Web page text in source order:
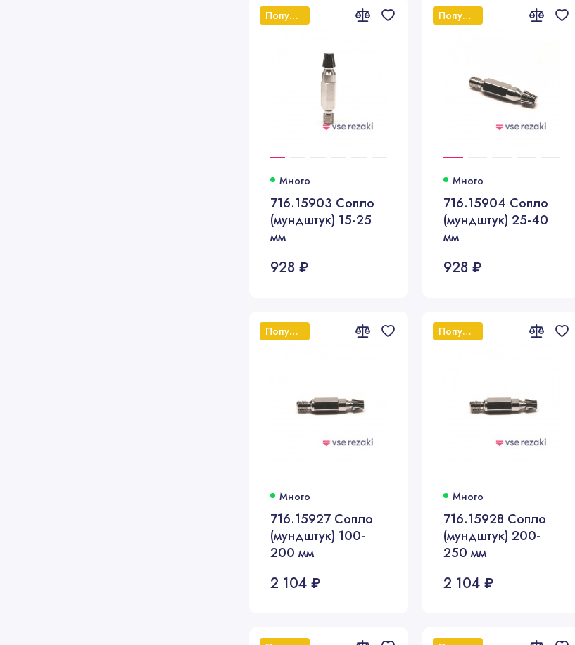
Популярный
Много
716.15903 Сопло
(мундштук) 15-25
мм
928 ₽
Популярный
Много
716.15904 Сопло
(мундштук) 25-40
мм
928 ₽
Популярный
Много
716.15927 Сопло
(мундштук) 100-
200 мм
2 104 ₽
Популярный
Много
716.15928 Сопло
(мундштук) 200-
250 мм
2 104 ₽